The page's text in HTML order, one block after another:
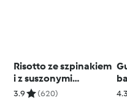
Risotto ze szpinakiem
i z suszonymi
pomidorami
3.9 (620) 4.3